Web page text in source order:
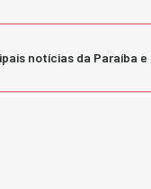
notícias da Paraíba e